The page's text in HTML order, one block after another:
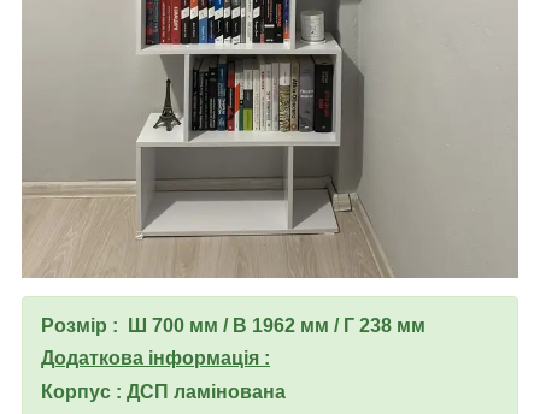
Розмір : Ш 700 мм / В 1962 мм / Г 238 мм
Додаткова інформація :
Корпус : ДСП ламінована